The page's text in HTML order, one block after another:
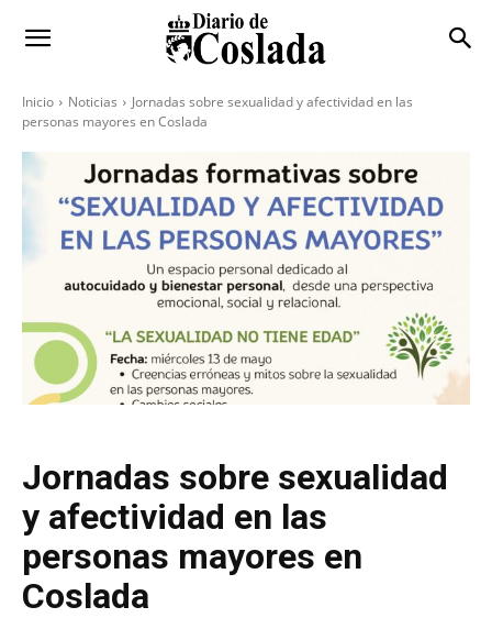
Inicio Noticias
Jornadas sobre sexualidad y afectividad en las
personas mayores en Coslada
Jornadas sobre sexualidad
y afectividad en las
personas mayores en
Coslada